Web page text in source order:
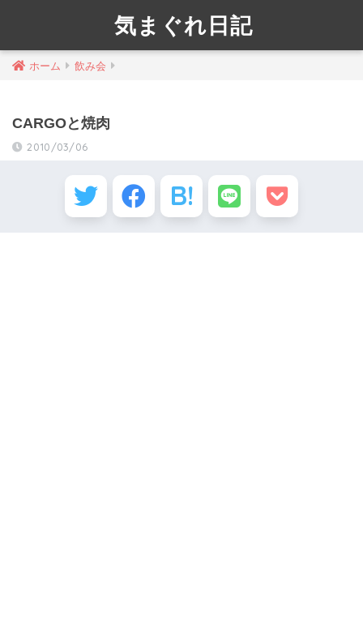
気まぐれ日記
ホーム 飲み会
CARGOと焼肉
2010/03/06